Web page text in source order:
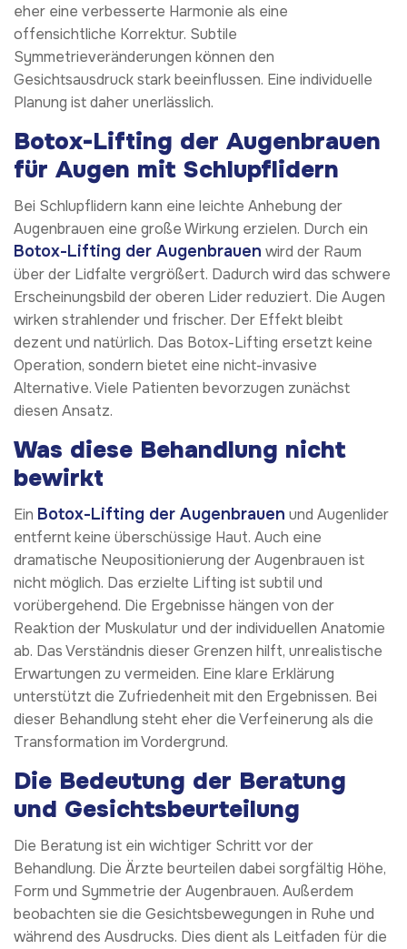
eher eine verbesserte Harmonie als eine
offensichtliche Korrektur. Subtile
Symmetrieveränderungen können den
Gesichtsausdruck stark beeinflussen. Eine individuelle
Planung ist daher unerlässlich.
Botox-Lifting der Augenbrauen
für Augen mit Schlupflidern
Bei Schlupflidern kann eine leichte Anhebung der
Augenbrauen eine große Wirkung erzielen. Durch ein
Botox-Lifting der Augenbrauen wird der Raum
über der Lidfalte vergrößert. Dadurch wird das schwere
Erscheinungsbild der oberen Lider reduziert. Die Augen
wirken strahlender und frischer. Der Effekt bleibt
dezent und natürlich. Das Botox-Lifting ersetzt keine
Operation, sondern bietet eine nicht-invasive
Alternative. Viele Patienten bevorzugen zunächst
diesen Ansatz.
Was diese Behandlung nicht
bewirkt
Ein Botox-Lifting der Augenbrauen und Augenlider
entfernt keine überschüssige Haut. Auch eine
dramatische Neupositionierung der Augenbrauen ist
nicht möglich. Das erzielte Lifting ist subtil und
vorübergehend. Die Ergebnisse hängen von der
Reaktion der Muskulatur und der individuellen Anatomie
ab. Das Verständnis dieser Grenzen hilft, unrealistische
Erwartungen zu vermeiden. Eine klare Erklärung
unterstützt die Zufriedenheit mit den Ergebnissen. Bei
dieser Behandlung steht eher die Verfeinerung als die
Transformation im Vordergrund.
Die Bedeutung der Beratung
und Gesichtsbeurteilung
Die Beratung ist ein wichtiger Schritt vor der
Behandlung. Die Ärzte beurteilen dabei sorgfältig Höhe,
Form und Symmetrie der Augenbrauen. Außerdem
beobachten sie die Gesichtsbewegungen in Ruhe und
während des Ausdrucks. Dies dient als Leitfaden für die